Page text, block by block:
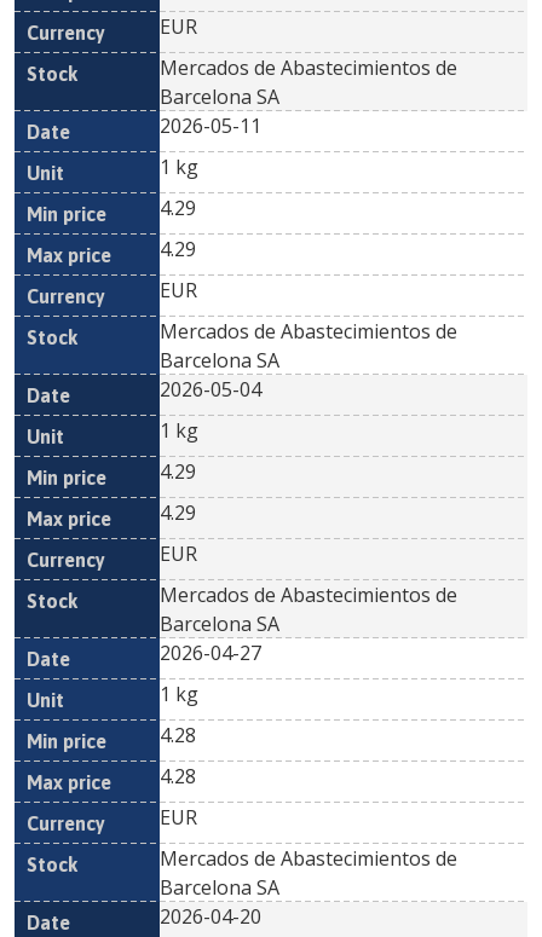
EUR
Mercados de Abastecimientos de
Barcelona SA
2026-05-11
1 kg
4.29
4.29
EUR
Mercados de Abastecimientos de
Barcelona SA
2026-05-04
1 kg
4.29
4.29
EUR
Mercados de Abastecimientos de
Barcelona SA
2026-04-27
1 kg
4.28
4.28
EUR
Mercados de Abastecimientos de
Barcelona SA
2026-04-20